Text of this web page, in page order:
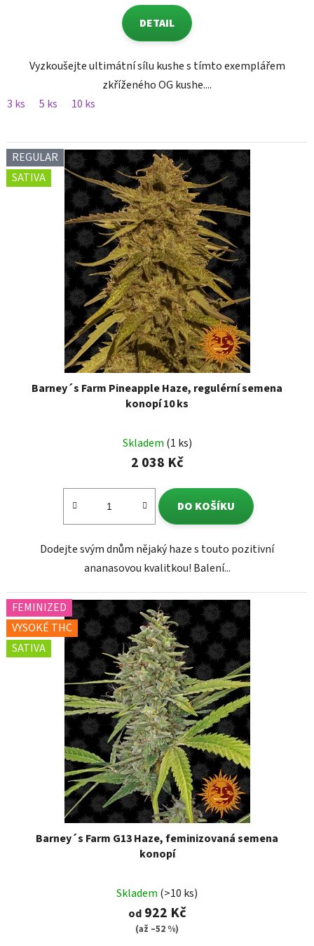
DETAIL
Vyzkoušejte ultimátní sílu kushe s tímto exemplářem
zkříženého OG kushe....
3 ks
5 ks 10 ks
REGULAR
SATIVA
Barney´s Farm Pineapple Haze, regulérní semena
konopí 10 ks
Skladem (1 ks)
2 038 Kč
DO KOŠÍKU
Dodejte svým dnům nějaký haze s touto pozitivní
ananasovou kvalitkou! Balení...
FEMINIZED
VYSOKÉ THC
SATIVA
Barney´s Farm G13 Haze, feminizovaná semena
konopí
Skladem (>10 ks)
od922 Kč
(až –52 %)